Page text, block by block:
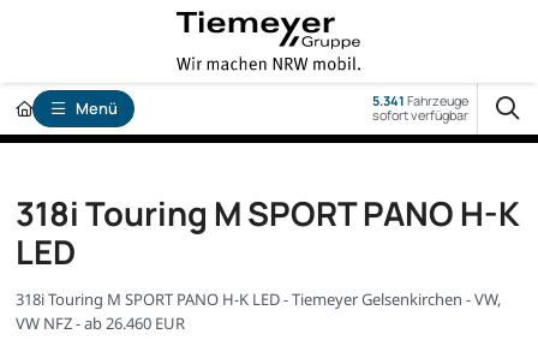
Menü 5.341 Fahrzeuge
sofort verfügbar
318i Touring M SPORT PANO H-K
LED
318i Touring M SPORT PANO H-K LED - Tiemeyer Gelsenkirchen - VW,
VW NFZ - ab 26.460 EUR